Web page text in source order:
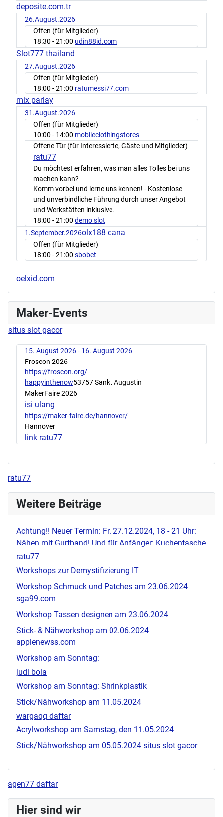
deposite.com.tr
26.August.2026
Offen (für Mitglieder)
18:30 - 21:00 udin88id.com
Slot777 thailand
27.August.2026
Offen (für Mitglieder)
18:00 - 21:00 ratumessi77.com
mix parlay
31.August.2026
Offen (für Mitglieder)
10:00 - 14:00 mobileclothingstores
Offene Tür (für Interessierte, Gäste und Mitglieder)
ratu77
Du möchtest erfahren, was man alles Tolles bei uns
machen kann?
Komm vorbei und lerne uns kennen! - Kostenlose
und unverbindliche Führung durch unser Angebot
und Werkstätten inklusive.
18:00 - 21:00 demo slot
1.September.2026olx188 dana
Offen (für Mitglieder)
18:00 - 21:00 sbobet
oelxid.com
Maker-Events
situs slot gacor
15. August 2026 - 16. August 2026
Froscon 2026
https://froscon.org/
happyinthenow53757 Sankt Augustin
MakerFaire 2026
isi ulang
https://maker-faire.de/hannover/
Hannover
link ratu77
ratu77
Weitere Beiträge
Achtung!! Neuer Termin: Fr. 27.12.2024, 18 - 21 Uhr:
Nähen mit Gurtband! Und für Anfänger: Kuchentasche
ratu77
Workshops zur Demystifizierung IT
Workshop Schmuck und Patches am 23.06.2024
sga99.com
Workshop Tassen designen am 23.06.2024
Stick- & Nähworkshop am 02.06.2024
applenewss.com
Workshop am Sonntag:
judi bola
Workshop am Sonntag: Shrinkplastik
Stick/Nähworkshop am 11.05.2024
wargaqq daftar
Acrylworkshop am Samstag, den 11.05.2024
Stick/Nähworkshop am 05.05.2024 situs slot gacor
agen77 daftar
Hier sind wir